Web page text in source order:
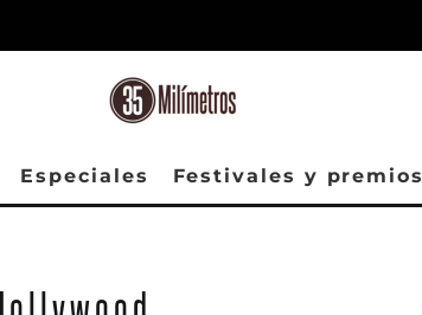
Especiales Festivales y premios